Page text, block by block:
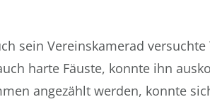
sein Vereinskamerad versuchte
harte Fäuste, konnte ihn
angezählt werden, konnte